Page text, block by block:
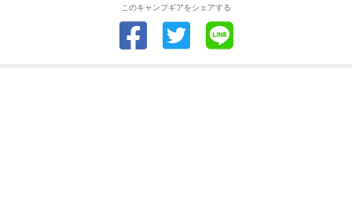
このキャンプギアをシェアする